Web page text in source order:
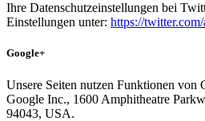
Ihre Datenschutzeinstellungen bei
Einstellungen unter: https://
Google+
Unsere Seiten nutzen Funktionen von
Google Inc., 1600 Amphitheatre
94043, USA.